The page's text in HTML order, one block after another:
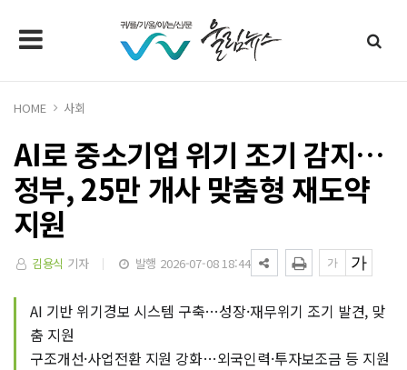
HOME 사회
AI로 중소기업 위기 조기 감지…
정부, 25만 개사 맞춤형 재도약
지원
김용식 기자 발행 2026-07-08 18:44
AI 기반 위기경보 시스템 구축…성장·재무위기 조기 발견, 맞
춤 지원
구조개선·사업전환 지원 강화…외국인력·투자보조금 등 지원